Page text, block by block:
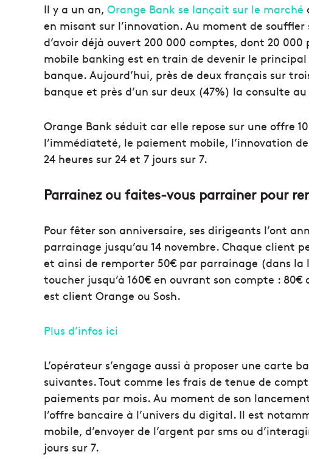
Il y a un an, Orange Bank se lançait sur le marché
en misant sur l’innovation. Au moment de
d’avoir déjà ouvert 200 000 comptes, dont 20 000
mobile banking est en train de devenir le
banque. Aujourd’hui, près de deux français sur
banque et près d’un sur deux (47%) la consulte
Orange Bank séduit car elle repose sur une offre
l’immédiateté, le paiement mobile, l’innovation
24 heures sur 24 et 7 jours sur 7.
Parrainez ou faites-vous parrainer pour
Pour fêter son anniversaire, ses dirigeants l’ont
parrainage jusqu’au 14 novembre. Chaque client
et ainsi de remporter 50€ par parrainage (dans
toucher jusqu’à 160€ en ouvrant son compte :
est client Orange ou Sosh.
Plus d’infos ici
L’opérateur s’engage aussi à proposer une carte
suivantes. Tout comme les frais de tenue de
paiements par mois. Au moment de son
l’offre bancaire à l’univers du digital. Il est
mobile, d’envoyer de l’argent par sms ou
jours sur 7.